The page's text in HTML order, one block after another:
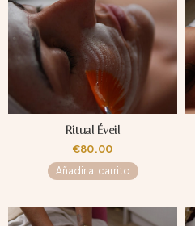
Ritual Éveil
€80.00
Añadir al carrito